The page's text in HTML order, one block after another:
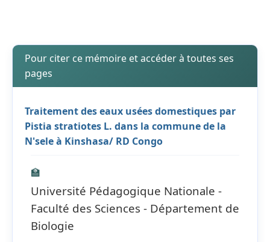
Pour citer ce mémoire et accéder à toutes ses
pages
Traitement des eaux usées domestiques par
Pistia stratiotes L. dans la commune de la
N'sele à Kinshasa/ RD Congo
🏫
Université Pédagogique Nationale -
Faculté des Sciences - Département de
Biologie